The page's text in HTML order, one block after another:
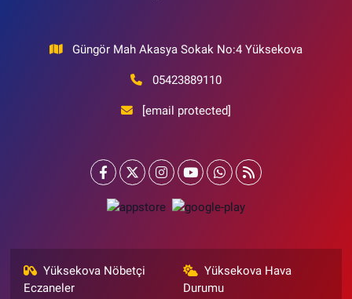
Güngör Mah Akasya Sokak No:4 Yüksekova
05423889110
[email protected]
Yüksekova Nöbetçi
Eczaneler
Yüksekova Hava
Durumu